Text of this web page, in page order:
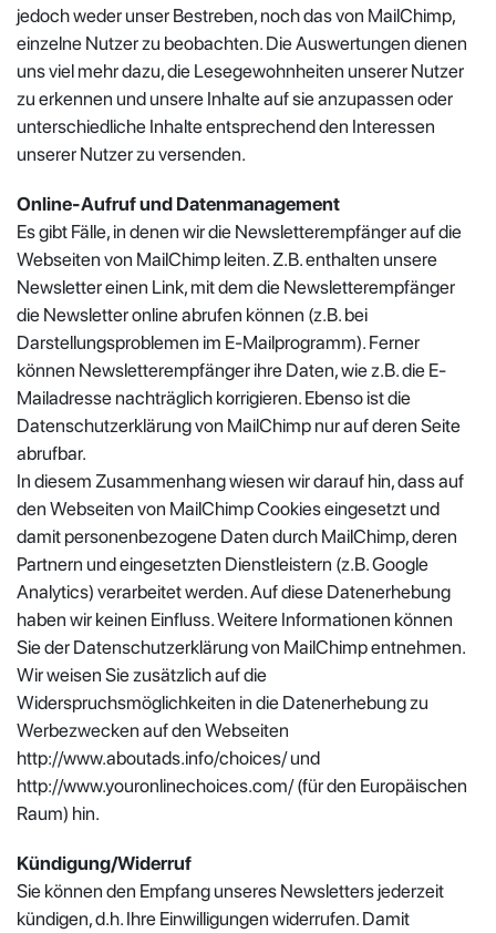
jedoch weder unser Bestreben, noch das von MailChimp,
einzelne Nutzer zu beobachten. Die Auswertungen dienen
uns viel mehr dazu, die Lesegewohnheiten unserer Nutzer
zu erkennen und unsere Inhalte auf sie anzupassen oder
unterschiedliche Inhalte entsprechend den Interessen
unserer Nutzer zu versenden.
Online-Aufruf und Datenmanagement
Es gibt Fälle, in denen wir die Newsletterempfänger auf die
Webseiten von MailChimp leiten. Z.B. enthalten unsere
Newsletter einen Link, mit dem die Newsletterempfänger
die Newsletter online abrufen können (z.B. bei
Darstellungsproblemen im E-Mailprogramm). Ferner
können Newsletterempfänger ihre Daten, wie z.B. die E-
Mailadresse nachträglich korrigieren. Ebenso ist die
Datenschutzerklärung von MailChimp nur auf deren Seite
abrufbar.
In diesem Zusammenhang wiesen wir darauf hin, dass auf
den Webseiten von MailChimp Cookies eingesetzt und
damit personenbezogene Daten durch MailChimp, deren
Partnern und eingesetzten Dienstleistern (z.B. Google
Analytics) verarbeitet werden. Auf diese Datenerhebung
haben wir keinen Einfluss. Weitere Informationen können
Sie der Datenschutzerklärung von MailChimp entnehmen.
Wir weisen Sie zusätzlich auf die
Widerspruchsmöglichkeiten in die Datenerhebung zu
Werbezwecken auf den Webseiten
http://www.aboutads.info/choices/ und
http://www.youronlinechoices.com/ (für den Europäischen
Raum) hin.
Kündigung/Widerruf
Sie können den Empfang unseres Newsletters jederzeit
kündigen, d.h. Ihre Einwilligungen widerrufen. Damit